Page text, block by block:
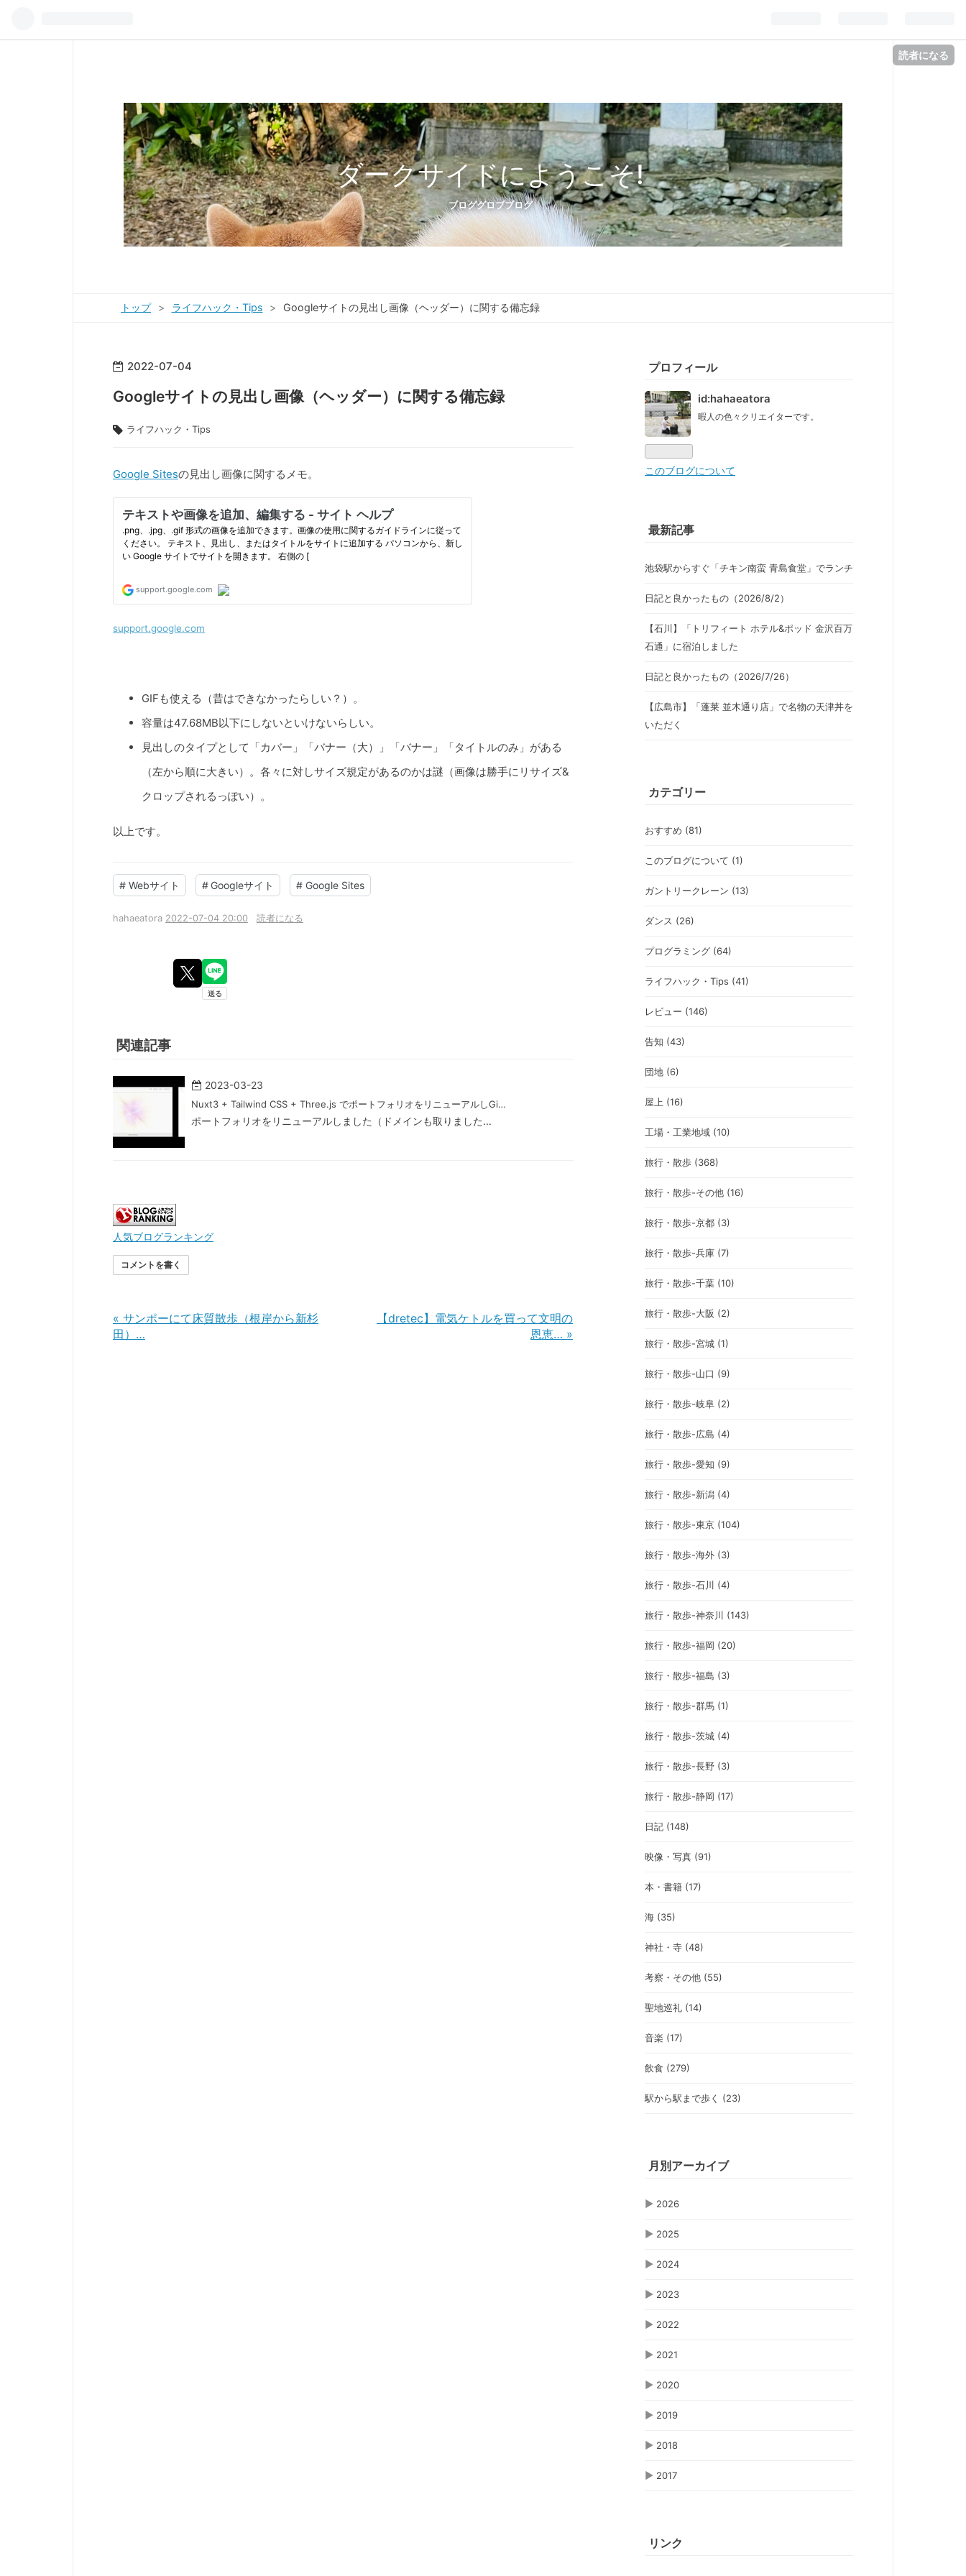
読者になる
ダークサイドにようこそ!
ブロググロブブログ
トップ > ライフハック・Tips > Googleサイトの見出し画像（ヘッダー）に関する備忘録
2022-07-04
Googleサイトの見出し画像（ヘッダー）に関する備忘録
ライフハック・Tips
Google Sitesの見出し画像に関するメモ。
support.google.com
GIFも使える（昔はできなかったらしい？）。
容量は47.68MB以下にしないといけないらしい。
見出しのタイプとして「カバー」「バナー（大）」「バナー」「タイトルのみ」がある
（左から順に大きい）。各々に対しサイズ規定があるのかは謎（画像は勝手にリサイズ&
クロップされるっぽい）。
以上です。
# Webサイト # Googleサイト # Google Sites
hahaeatora 2022-07-04 20:00 読者になる
関連記事
2023-03-23
Nuxt3 + Tailwind CSS + Three.js でポートフォリオをリニューアルしGi…
ポートフォリオをリニューアルしました（ドメインも取りました…
人気ブログランキング
コメントを書く
« サンポーにて床質散歩（根岸から新杉
田）…
【dretec】電気ケトルを買って文明の
恩恵… »
プロフィール
id:hahaeatora
暇人の色々クリエイターです。
このブログについて
最新記事
池袋駅からすぐ「チキン南蛮 青島食堂」でランチ
日記と良かったもの（2026/8/2）
【石川】「トリフィート ホテル&ポッド 金沢百万
石通」に宿泊しました
日記と良かったもの（2026/7/26）
【広島市】「蓬莱 並木通り店」で名物の天津丼を
いただく
カテゴリー
おすすめ (81)
このブログについて (1)
ガントリークレーン (13)
ダンス (26)
プログラミング (64)
ライフハック・Tips (41)
レビュー (146)
告知 (43)
団地 (6)
屋上 (16)
工場・工業地域 (10)
旅行・散歩 (368)
旅行・散歩-その他 (16)
旅行・散歩-京都 (3)
旅行・散歩-兵庫 (7)
旅行・散歩-千葉 (10)
旅行・散歩-大阪 (2)
旅行・散歩-宮城 (1)
旅行・散歩-山口 (9)
旅行・散歩-岐阜 (2)
旅行・散歩-広島 (4)
旅行・散歩-愛知 (9)
旅行・散歩-新潟 (4)
旅行・散歩-東京 (104)
旅行・散歩-海外 (3)
旅行・散歩-石川 (4)
旅行・散歩-神奈川 (143)
旅行・散歩-福岡 (20)
旅行・散歩-福島 (3)
旅行・散歩-群馬 (1)
旅行・散歩-茨城 (4)
旅行・散歩-長野 (3)
旅行・散歩-静岡 (17)
日記 (148)
映像・写真 (91)
本・書籍 (17)
海 (35)
神社・寺 (48)
考察・その他 (55)
聖地巡礼 (14)
音楽 (17)
飲食 (279)
駅から駅まで歩く (23)
月別アーカイブ
▶ 2026
▶ 2025
▶ 2024
▶ 2023
▶ 2022
▶ 2021
▶ 2020
▶ 2019
▶ 2018
▶ 2017
リンク